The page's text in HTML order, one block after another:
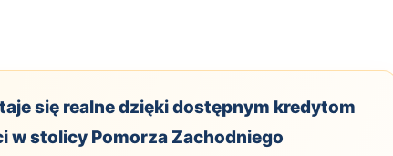
się realne dzięki dostępnym kredytom
w stolicy Pomorza Zachodniego